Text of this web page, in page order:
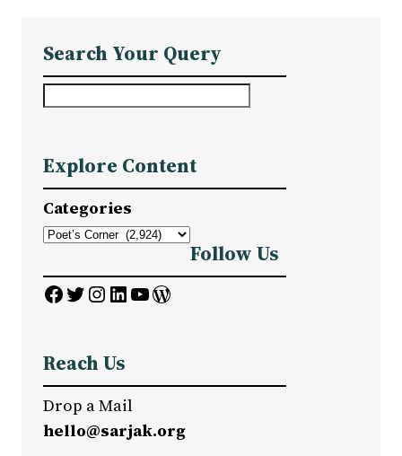
Search Your Query
r
c
h
Explore Content
Categories
Follow Us
Facebook Twitter InstagramLinkedIn YouTube WordPress
Reach Us
Drop a Mail
hello@sarjak.org